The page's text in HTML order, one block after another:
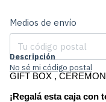
Entregas para el CP:
Medios de envío
No sé mi código postal
Descripción
GIFT BOX ,
¡Regalá esta caja con